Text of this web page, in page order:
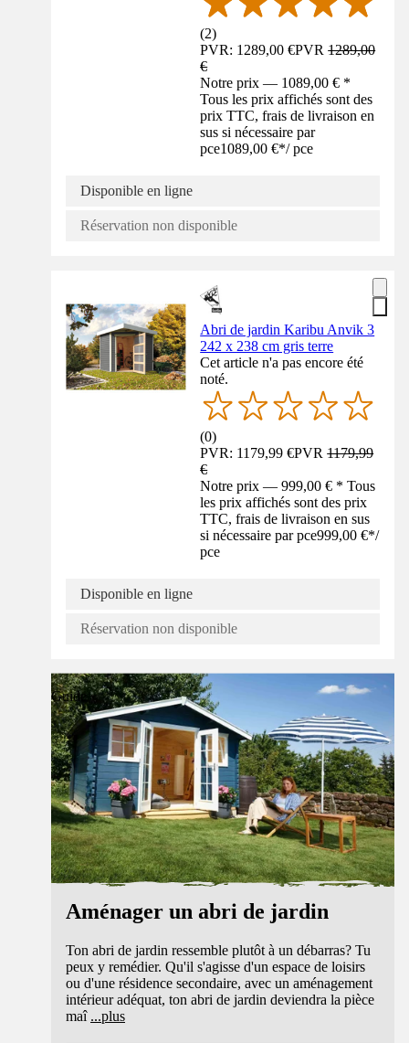
(2)
PVR: 1289,00 €PVR1289,00
€
Notre prix — 1089,00 € *
Tous les prix affichés sont des
prix TTC, frais de livraison en
sus si nécessaire par
pce1089,00 €*/ pce
Disponible en ligne
Réservation non disponible
Abri de jardin Karibu Anvik 3
242 x 238 cm gris terre
Cet article n'a pas encore été
noté.
(0)
PVR: 1179,99 €PVR1179,99
€
Notre prix — 999,00 € * Tous
les prix affichés sont des prix
TTC, frais de livraison en sus
si nécessaire par pce999,00 €*/
pce
Disponible en ligne
Réservation non disponible
Guide
Aménager un abri de jardin
Ton abri de jardin ressemble plutôt à un débarras? Tu
peux y remédier. Qu'il s'agisse d'un espace de loisirs
ou d'une résidence secondaire, avec un aménagement
intérieur adéquat, ton abri de jardin deviendra la pièce
maî ...plus